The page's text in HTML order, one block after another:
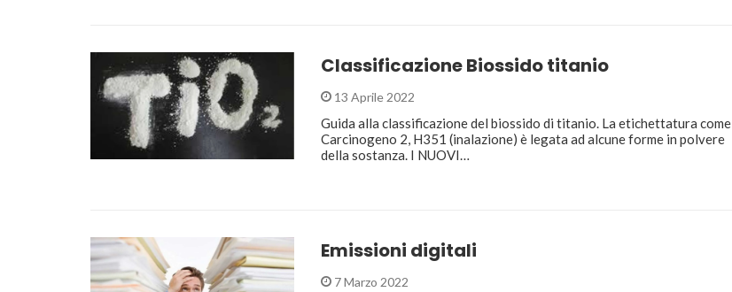
Classificazione Biossido titanio
13 Aprile 2022
Guida alla classificazione del biossido di titanio. La etichettatura come
Carcinogeno 2, H351 (inalazione) è legata ad alcune forme in polvere
della sostanza. I NUOVI…
Emissioni digitali
7 Marzo 2022